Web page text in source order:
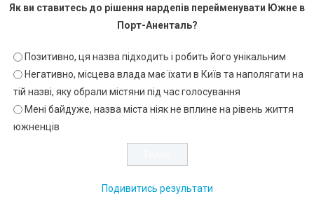
Як ви ставитесь до рішення нардепів перейменувати Южне в
Порт-Аненталь?
Позитивно, ця назва підходить і робить його унікальним
Негативно, місцева влада має їхати в Київ та наполягати на
тій назві, яку обрали містяни під час голосування
Мені байдуже, назва міста ніяк не вплине на рівень життя
южненців
Подивитись результати